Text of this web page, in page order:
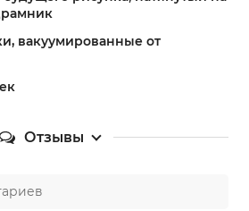
вакуумированные от
Отзывы